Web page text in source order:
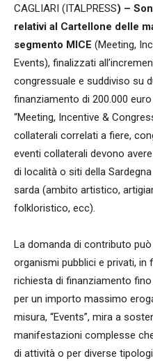
CAGLIARI (ITALPRESS) –
relativi al Cartellone delle
segmento MICE (Meeting,
Events), finalizzati
congressuale e suddiviso su
finanziamento di 200.000
“Meeting, Incentive &
collaterali correlati a fiere,
eventi collaterali devono
di località o siti della
sarda (ambito artistico,
folkloristico, ecc).
La domanda di contributo
organismi pubblici e privati,
richiesta di finanziamento
per un importo massimo
misura, “Events”, mira a
manifestazioni complesse
di attività o per diverse